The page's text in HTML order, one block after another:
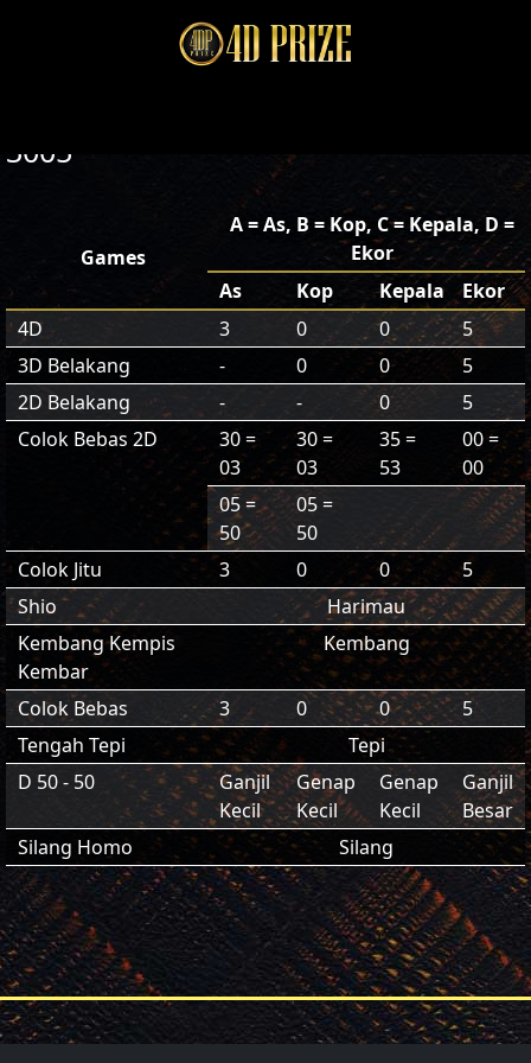
3005
Games
A = As, B = Kop, C = Kepala, D =
Ekor
As
Kop Kepala
Ekor
4D
3 0 0
5
3D Belakang
- 0 0
5
2D Belakang
- - 0
5
Colok Bebas 2D
30 =
03
30 =
03
35 =
53
00 =
00
05 =
50
05 =
50
Colok Jitu
3 0 0
5
Shio
Harimau
Kembang Kempis
Kembar
Kembang
Colok Bebas 3 0 0
5
Tengah Tepi
Tepi
D 50 - 50
Ganjil
Kecil
Genap
Kecil
Genap
Kecil
Ganjil
Besar
Silang Homo
Silang